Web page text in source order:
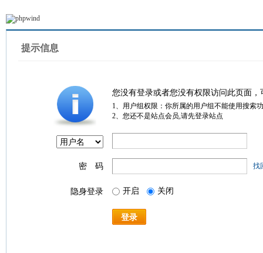
提示信息
您没有登录或者您没有权限访问此页面
1、用户组权限：你所属的用户组不能使用搜索
2、您还不是站点会员,请先登录站点
密 码 找
隐身登录 开启 关闭
登录